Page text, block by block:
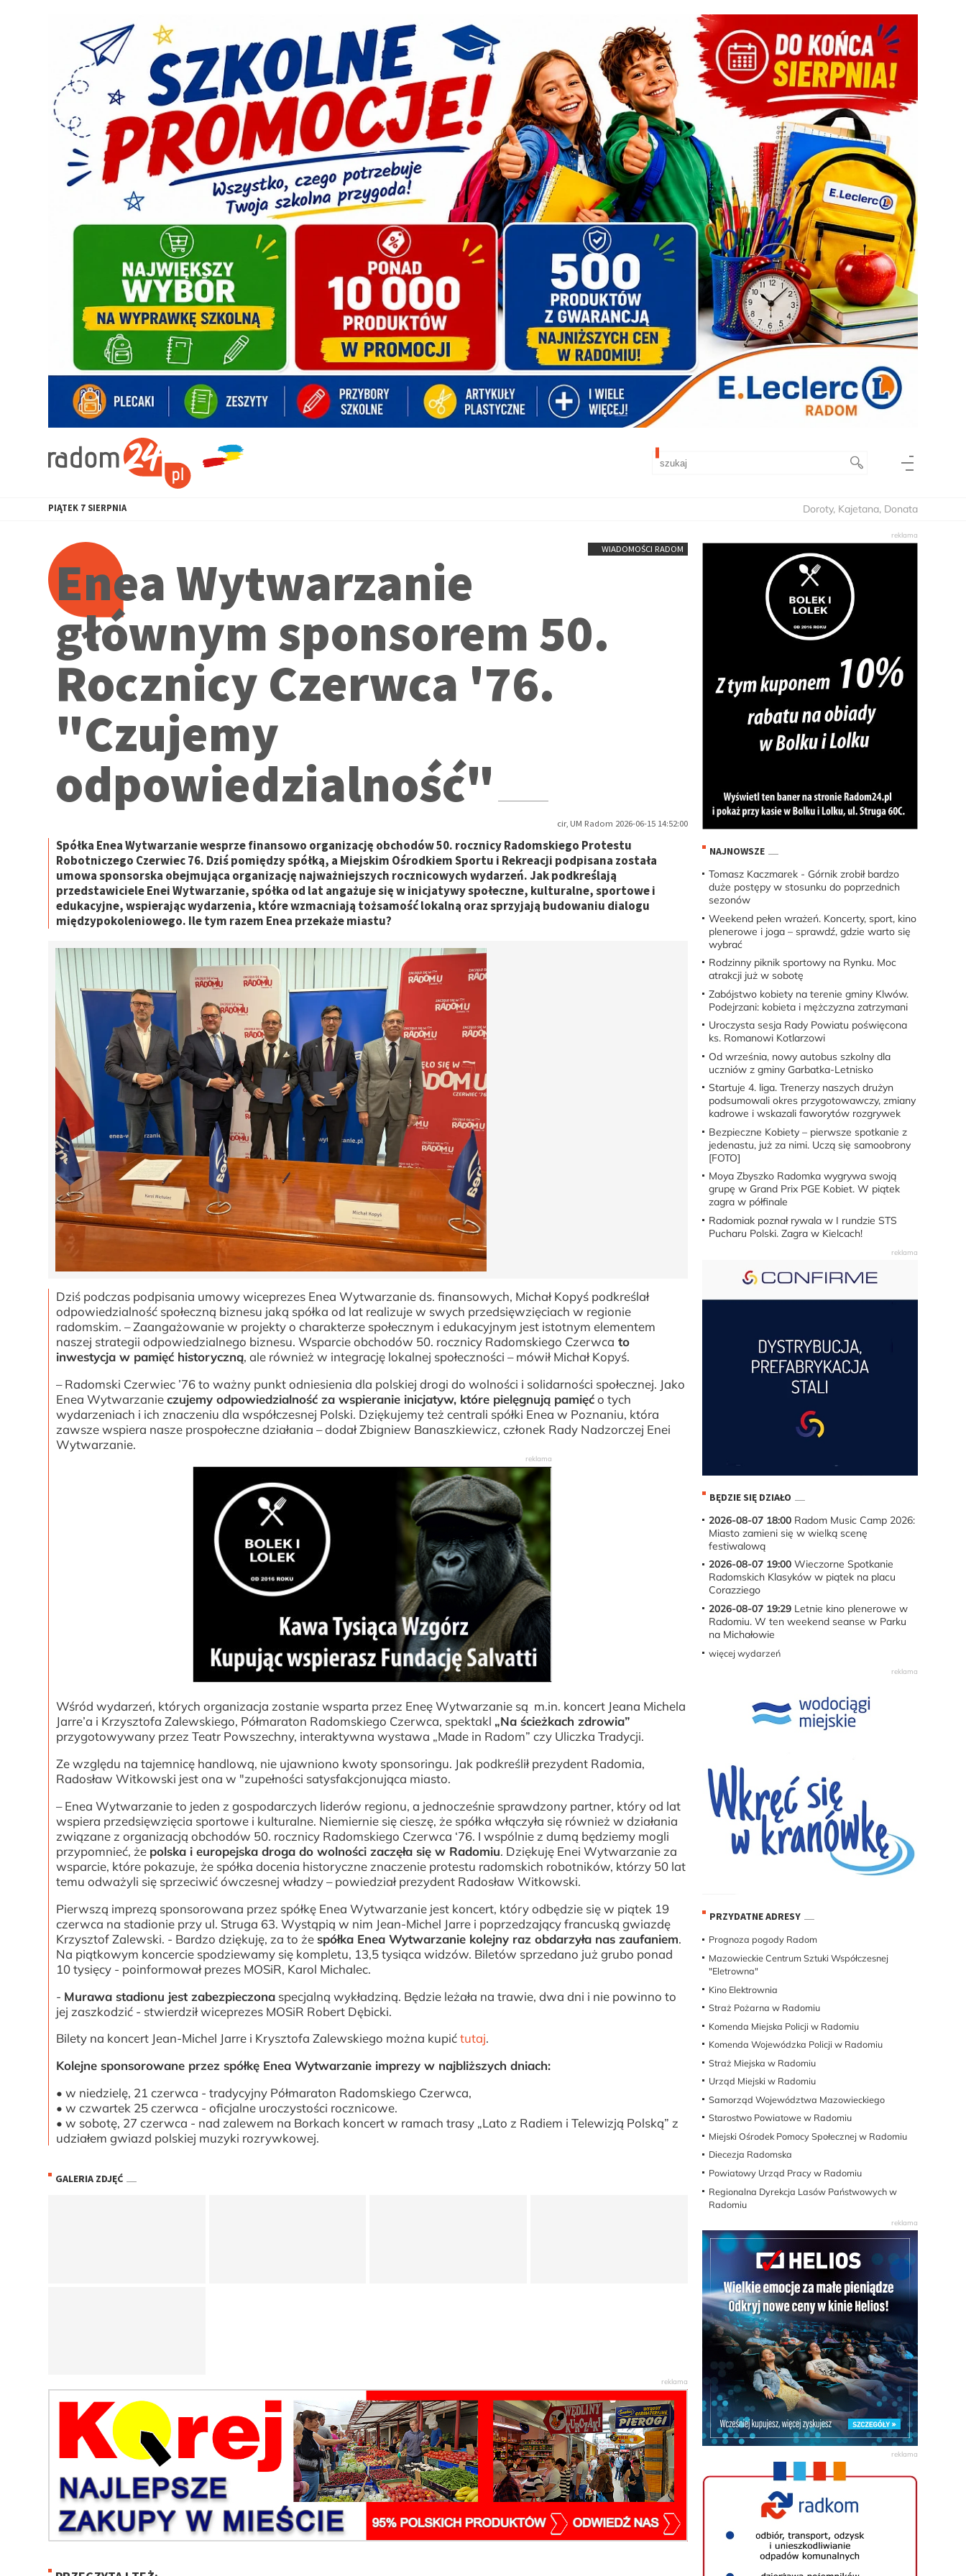
PIĄTEK 7 SIERPNIA Doroty, Kajetana, Donata
WIADOMOŚCI RADOM
Enea Wytwarzanie
głównym sponsorem 50.
Rocznicy Czerwca '76.
"Czujemy
odpowiedzialność"
cir, UM Radom 2026-06-15 14:52:00
Spółka Enea Wytwarzanie wesprze finansowo organizację obchodów 50. rocznicy Radomskiego Protestu
Robotniczego Czerwiec 76. Dziś pomiędzy spółką, a Miejskim Ośrodkiem Sportu i Rekreacji podpisana została
umowa sponsorska obejmująca organizację najważniejszych rocznicowych wydarzeń. Jak podkreślają
przedstawiciele Enei Wytwarzanie, spółka od lat angażuje się w inicjatywy społeczne, kulturalne, sportowe i
edukacyjne, wspierając wydarzenia, które wzmacniają tożsamość lokalną oraz sprzyjają budowaniu dialogu
międzypokoleniowego. Ile tym razem Enea przekaże miastu?
Dziś podczas podpisania umowy wiceprezes Enea Wytwarzanie ds. finansowych, Michał Kopyś podkreślał
odpowiedzialność społeczną biznesu jaką spółka od lat realizuje w swych przedsięwzięciach w regionie
radomskim. – Zaangażowanie w projekty o charakterze społecznym i edukacyjnym jest istotnym elementem
naszej strategii odpowiedzialnego biznesu. Wsparcie obchodów 50. rocznicy Radomskiego Czerwca to
inwestycja w pamięć historyczną, ale również w integrację lokalnej społeczności – mówił Michał Kopyś.
– Radomski Czerwiec ’76 to ważny punkt odniesienia dla polskiej drogi do wolności i solidarności społecznej. Jako
Enea Wytwarzanieczujemy odpowiedzialność za wspieranie inicjatyw, które pielęgnują pamięćo tych
wydarzeniach i ich znaczeniu dla współczesnej Polski. Dziękujemy też centrali spółki Enea w Poznaniu, która
zawsze wspiera nasze prospołeczne działania – dodał Zbigniew Banaszkiewicz, członek Rady Nadzorczej Enei
Wytwarzanie.
Wśród wydarzeń, których organizacja zostanie wsparta przez Eneę Wytwarzanie są m.in. koncert Jeana Michela
Jarre’a i Krzysztofa Zalewskiego, Półmaraton Radomskiego Czerwca, spektakl „Na ścieżkach zdrowia”
przygotowywany przez Teatr Powszechny, interaktywna wystawa „Made in Radom” czy Uliczka Tradycji.
Ze względu na tajemnicę handlową, nie ujawniono kwoty sponsoringu. Jak podkreślił prezydent Radomia,
Radosław Witkowski jest ona w "zupełności satysfakcjonująca miasto.
– Enea Wytwarzanie to jeden z gospodarczych liderów regionu, a jednocześnie sprawdzony partner, który od lat
wspiera przedsięwzięcia sportowe i kulturalne. Niemiernie się cieszę, że spółka włączyła się również w działania
związane z organizacją obchodów 50. rocznicy Radomskiego Czerwca ‘76. I wspólnie z dumą będziemy mogli
przypomnieć, że polska i europejska droga do wolności zaczęła się w Radomiu. Dziękuję Enei Wytwarzanie za
wsparcie, które pokazuje, że spółka docenia historyczne znaczenie protestu radomskich robotników, którzy 50 lat
temu odważyli się sprzeciwić ówczesnej władzy – powiedział prezydent Radosław Witkowski.
Pierwszą imprezą sponsorowana przez spółkę Enea Wytwarzanie jest koncert, który odbędzie się w piątek 19
czerwca na stadionie przy ul. Struga 63. Wystąpią w nim Jean-Michel Jarre i poprzedzający francuską gwiazdę
Krzysztof Zalewski. - Bardzo dziękuję, za to że spółka Enea Wytwarzanie kolejny raz obdarzyła nas zaufaniem.
Na piątkowym koncercie spodziewamy się kompletu, 13,5 tysiąca widzów. Biletów sprzedano już grubo ponad
10 tysięcy - poinformował prezes MOSiR, Karol Michalec.
- Murawa stadionu jest zabezpieczona specjalną wykładziną. Będzie leżała na trawie, dwa dni i nie powinno to
jej zaszkodzić - stwierdził wiceprezes MOSiR Robert Dębicki.
Bilety na koncert Jean-Michel Jarre i Krysztofa Zalewskiego można kupićtutaj.
Kolejne sponsorowane przez spółkę Enea Wytwarzanie imprezy w najbliższych dniach:
• w niedzielę, 21 czerwca - tradycyjny Półmaraton Radomskiego Czerwca,
• w czwartek 25 czerwca - oficjalne uroczystości rocznicowe.
• w sobotę, 27 czerwca - nad zalewem na Borkach koncert w ramach trasy „Lato z Radiem i Telewizją Polską” z
udziałem gwiazd polskiej muzyki rozrywkowej.
GALERIA ZDJĘĆ
NAJNOWSZE
Tomasz Kaczmarek - Górnik zrobił bardzo
duże postępy w stosunku do poprzednich
sezonów
Weekend pełen wrażeń. Koncerty, sport, kino
plenerowe i joga – sprawdź, gdzie warto się
wybrać
Rodzinny piknik sportowy na Rynku. Moc
atrakcji już w sobotę
Zabójstwo kobiety na terenie gminy Klwów.
Podejrzani: kobieta i mężczyzna zatrzymani
Uroczysta sesja Rady Powiatu poświęcona
ks. Romanowi Kotlarzowi
Od września, nowy autobus szkolny dla
uczniów z gminy Garbatka-Letnisko
Startuje 4. liga. Trenerzy naszych drużyn
podsumowali okres przygotowawczy, zmiany
kadrowe i wskazali faworytów rozgrywek
Bezpieczne Kobiety – pierwsze spotkanie z
jedenastu, już za nimi. Uczą się samoobrony
[FOTO]
Moya Zbyszko Radomka wygrywa swoją
grupę w Grand Prix PGE Kobiet. W piątek
zagra w półfinale
Radomiak poznał rywala w I rundzie STS
Pucharu Polski. Zagra w Kielcach!
BĘDZIE SIĘ DZIAŁO
2026-08-07 18:00Radom Music Camp 2026:
Miasto zamieni się w wielką scenę
festiwalową
2026-08-07 19:00Wieczorne Spotkanie
Radomskich Klasyków w piątek na placu
Corazziego
2026-08-07 19:29Letnie kino plenerowe w
Radomiu. W ten weekend seanse w Parku
na Michałowie
więcej wydarzeń
PRZYDATNE ADRESY
Prognoza pogody Radom
Mazowieckie Centrum Sztuki Współczesnej
"Eletrowna"
Kino Elektrownia
Straż Pożarna w Radomiu
Komenda Miejska Policji w Radomiu
Komenda Wojewódzka Policji w Radomiu
Straż Miejska w Radomiu
Urząd Miejski w Radomiu
Samorząd Województwa Mazowieckiego
Starostwo Powiatowe w Radomiu
Miejski Ośrodek Pomocy Społecznej w Radomiu
Diecezja Radomska
Powiatowy Urząd Pracy w Radomiu
Regionalna Dyrekcja Lasów Państwowych w
Radomiu